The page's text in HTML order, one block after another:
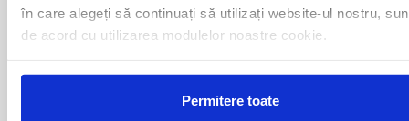
în care alegeți să continuați să utilizați website-ul nostru,
de acord cu utilizarea modulelor noastre cookie.
Permitere toate
BALS-OT
BARLAD
BECLEAN
PASCANI
PERICEI
PERISOR
PISCU VECHI